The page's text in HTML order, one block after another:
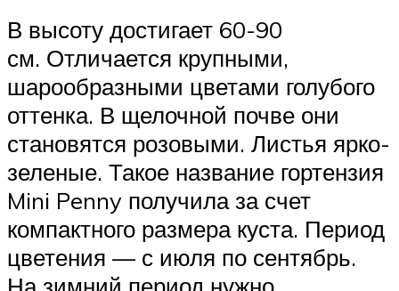
В высоту достигает 60-90
см. Отличается крупными,
шарообразными цветами голубого
оттенка. В щелочной почве они
становятся розовыми. Листья ярко-
зеленые. Такое название гортензия
Mini Penny получила за счет
компактного размера куста. Период
цветения — с июля по сентябрь.